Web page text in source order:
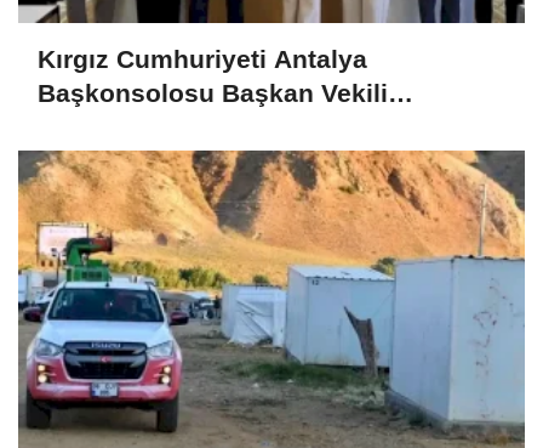
Kırgız Cumhuriyeti Antalya
Başkonsolosu Başkan Vekili